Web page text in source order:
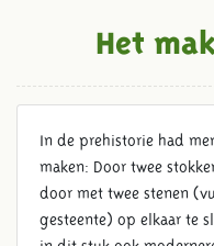
Het
In de prehistorie had
maken: Door twee
door met twee stenen
gesteente) op elkaar te